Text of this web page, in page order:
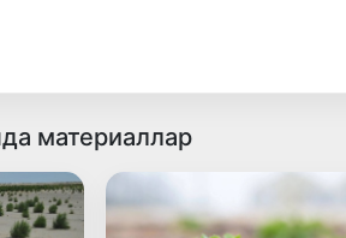
материаллар